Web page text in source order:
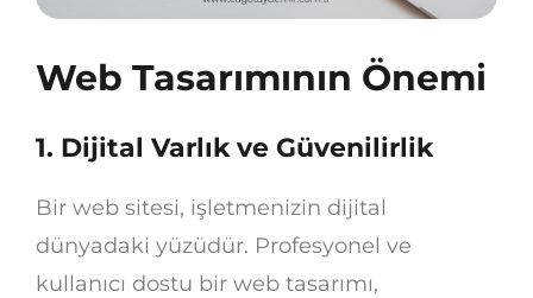
Web Tasarımının Önemi
1. Dijital Varlık ve Güvenilirlik
Bir web sitesi, işletmenizin dijital
dünyadaki yüzüdür. Profesyonel ve
kullanıcı dostu bir web tasarımı,